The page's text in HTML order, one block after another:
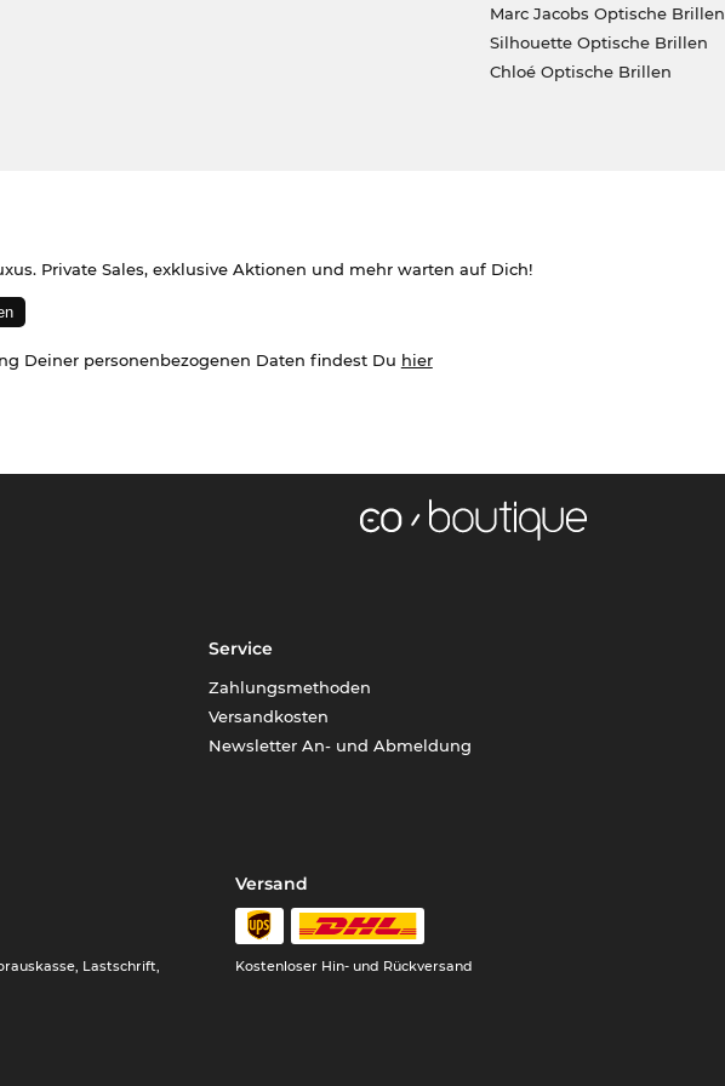
Marc Jacobs Optische Brillen
Silhouette Optische Brillen
Chloé Optische Brillen
Private Sales, exklusive Aktionen und mehr warten auf Dich!
Deiner personenbezogenen Daten findest Du hier
Service
Zahlungsmethoden
Versandkosten
Newsletter An- und Abmeldung
Lastschrift,
Versand
Kostenloser Hin- und Rückversand